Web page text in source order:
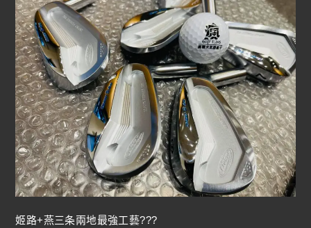
姬路+燕三条兩地最強工藝???